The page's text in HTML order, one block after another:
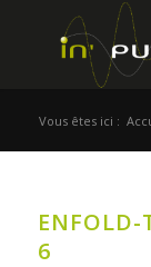
Vous êtes ici :
ENFOLD-
6